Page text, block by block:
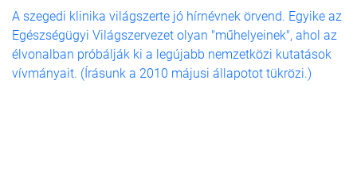
A szegedi klinika világszerte jó hírnévnek örvend. Egyike az
Egészségügyi Világszervezet olyan "műhelyeinek", ahol az
élvonalban próbálják ki a legújabb nemzetközi kutatások
vívmányait. (Írásunk a 2010 májusi állapotot tükrözi.)